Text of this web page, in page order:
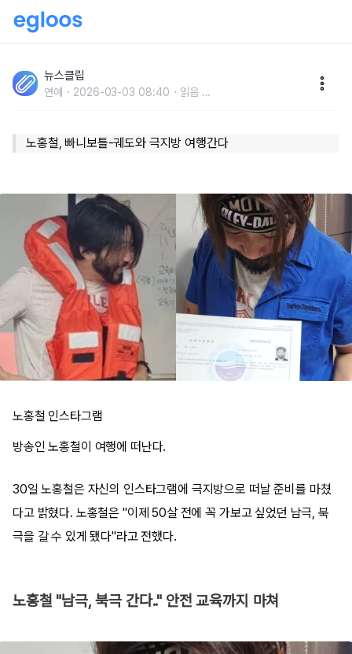
호응 쏟아지고 있는 노홍철 깜짝 근황
뉴스클립
연예 2026-03-03 08:40 읽음 ...
노홍철, 빠니보틀-궤도와 극지방 여행간다
노홍철 인스타그램
방송인 노홍철이 여행에 떠난다.
30일 노홍철은 자신의 인스타그램에 극지방으로 떠날 준비를 마쳤
다고 밝혔다. 노홍철은 "이제 50살 전에 꼭 가보고 싶었던 남극, 북
극을 갈 수 있게 됐다"라고 전했다.
노홍철 "남극, 북극 간다.." 안전 교육까지 마쳐